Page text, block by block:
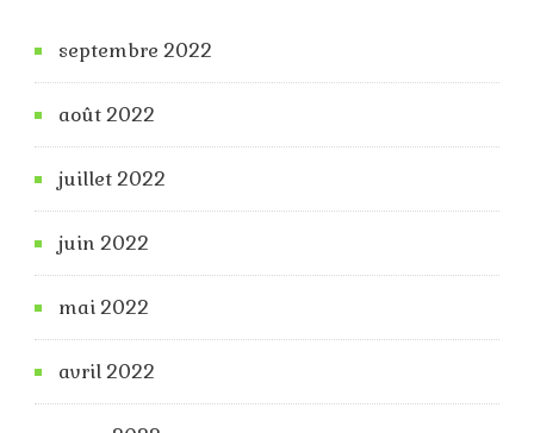
septembre 2022
août 2022
juillet 2022
juin 2022
mai 2022
avril 2022